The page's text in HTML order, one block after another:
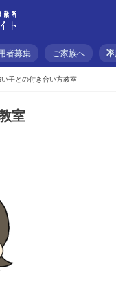
者募集 ご家族へ
子との付き合い方教室
室